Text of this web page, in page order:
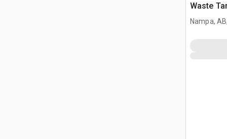
Waste
déchets
Nampa,